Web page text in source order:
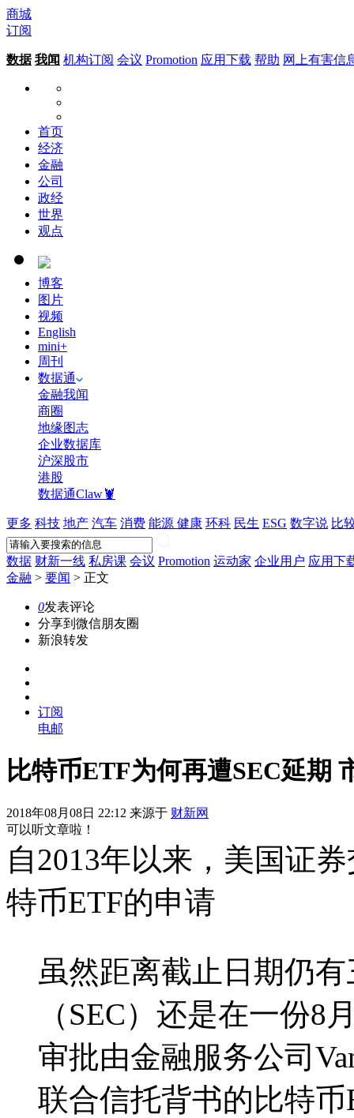
商城
订阅
数据 我闻 机构订阅 会议 Promotion 应用下载 帮助 网上有害信
首页
经济
金融
公司
政经
世界
观点
博客
图片
视频
English
mini+
周刊
数据通
金融我闻
商圈
地缘图志
企业数据库
沪深股市
港股
数据通Claw🦞
更多 科技 地产 汽车 消费 能源 健康 环科 民生 ESG 数字说 比
数据 财新一线 私房课 会议 Promotion 运动家 企业用户 应用下
金融 > 要闻 > 正文
0发表评论
分享到微信朋友圈
新浪转发
订阅
电邮
比特币ETF为何再遭SEC延期
2018年08月08日 22:12 来源于 财新网
可以听文章啦！
自2013年以来，美国证
特币ETF的申请
虽然距离截止日期仍
（SEC）还是在一份8
审批由金融服务公司
联合信托背书的比特